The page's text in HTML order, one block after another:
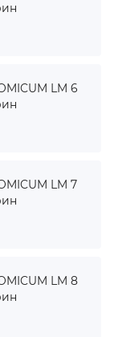
LM 6
LM 7
LM 8